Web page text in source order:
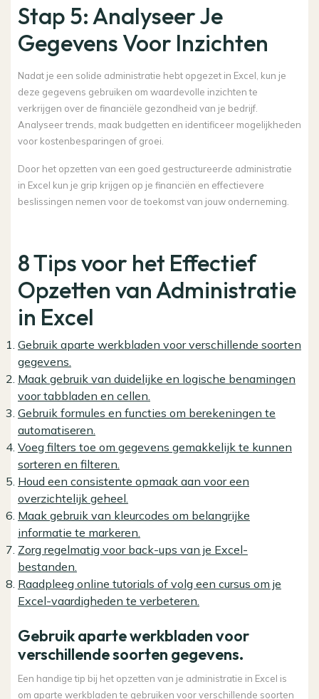
Stap 5: Analyseer Je
Gegevens Voor Inzichten
Nadat je een solide administratie hebt opgezet in Excel, kun je
deze gegevens gebruiken om waardevolle inzichten te
verkrijgen over de financiële gezondheid van je bedrijf.
Analyseer trends, maak budgetten en identificeer mogelijkheden
voor kostenbesparingen of groei.
Door het opzetten van een goed gestructureerde administratie
in Excel kun je grip krijgen op je financiën en effectievere
beslissingen nemen voor de toekomst van jouw onderneming.
8 Tips voor het Effectief
Opzetten van Administratie
in Excel
Gebruik aparte werkbladen voor verschillende soorten
gegevens.
Maak gebruik van duidelijke en logische benamingen
voor tabbladen en cellen.
Gebruik formules en functies om berekeningen te
automatiseren.
Voeg filters toe om gegevens gemakkelijk te kunnen
sorteren en filteren.
Houd een consistente opmaak aan voor een
overzichtelijk geheel.
Maak gebruik van kleurcodes om belangrijke
informatie te markeren.
Zorg regelmatig voor back-ups van je Excel-
bestanden.
Raadpleeg online tutorials of volg een cursus om je
Excel-vaardigheden te verbeteren.
Gebruik aparte werkbladen voor
verschillende soorten gegevens.
Een handige tip bij het opzetten van je administratie in Excel is
om aparte werkbladen te gebruiken voor verschillende soorten